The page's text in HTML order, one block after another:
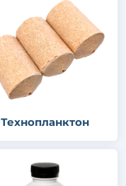
Технопланктон